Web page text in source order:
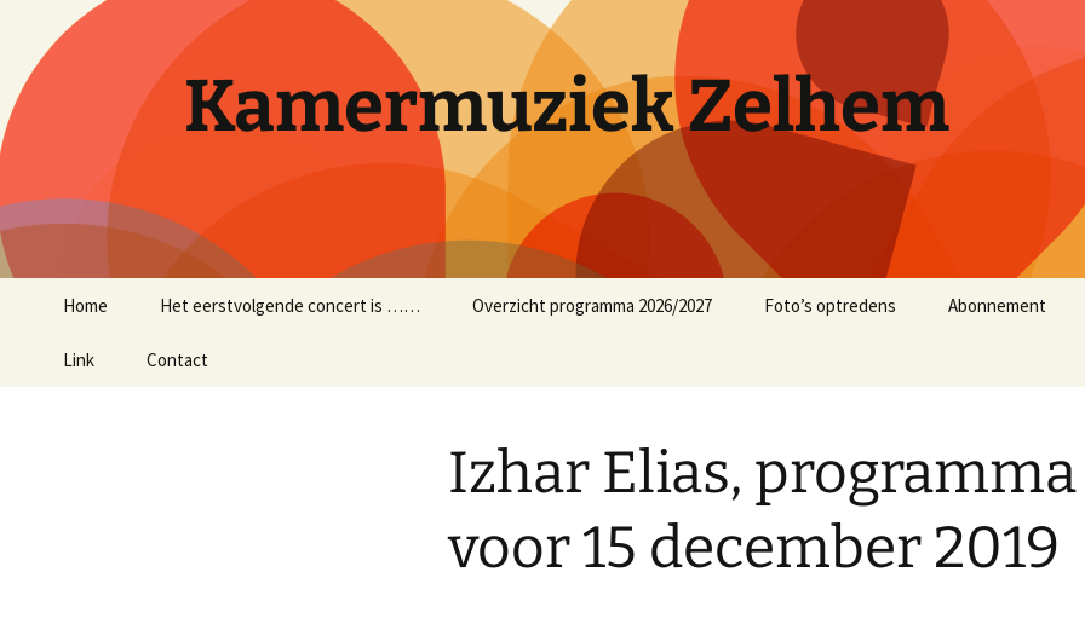
inhoud
Kamermuziek Zelhem
Home Het eerstvolgende concert is …… Overzicht programma 2026/2027 Foto’s optredens Abonnement
Link Contact
Izhar Elias, programma
voor 15 december 2019